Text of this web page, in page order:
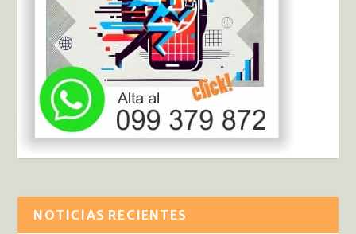
NOTICIAS RECIENTES